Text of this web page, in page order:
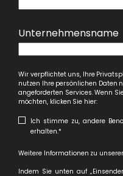
Unternehmensname
Wir verpflichtet uns, Ihre
nutzen Ihre persönlichen Daten
angeforderten Services. Wenn
möchten, klicken Sie hier:
Ich stimme zu, andere
erhalten. *
Weitere Informationen zu
Indem Sie unten auf